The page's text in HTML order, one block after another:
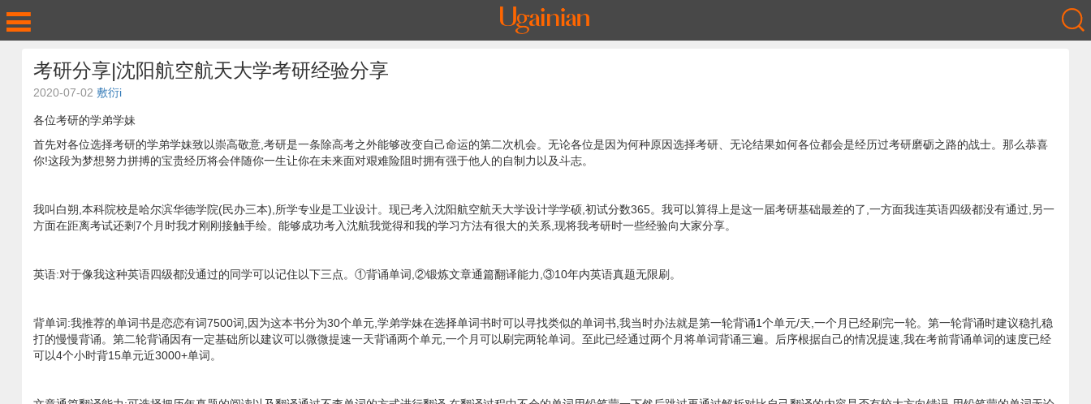
考研分享|沈阳航空航天大学考研经验分享
2020-07-02 敷衍i
各位考研的学弟学妹
首先对各位选择考研的学弟学妹致以崇高敬意,考研是一条除高考之外能够改变自己命运的第二次机会。无论各位是因为何种原因选择考研、无论结果如何各位都会是经历过考研磨砺之路的战士。那么恭喜
你!这段为梦想努力拼搏的宝贵经历将会伴随你一生让你在未来面对艰难险阻时拥有强于他人的自制力以及斗志。
我叫白朔,本科院校是哈尔滨华德学院(民办三本),所学专业是工业设计。现已考入沈阳航空航天大学设计学学硕,初试分数365。我可以算得上是这一届考研基础最差的了,一方面我连英语四级都没有通过,另一
方面在距离考试还剩7个月时我才刚刚接触手绘。能够成功考入沈航我觉得和我的学习方法有很大的关系,现将我考研时一些经验向大家分享。
英语:对于像我这种英语四级都没通过的同学可以记住以下三点。①背诵单词,②锻炼文章通篇翻译能力,③10年内英语真题无限刷。
背单词:我推荐的单词书是恋恋有词7500词,因为这本书分为30个单元,学弟学妹在选择单词书时可以寻找类似的单词书,我当时办法就是第一轮背诵1个单元/天,一个月已经刷完一轮。第一轮背诵时建议稳扎稳
打的慢慢背诵。第二轮背诵因有一定基础所以建议可以微微提速一天背诵两个单元,一个月可以刷完两轮单词。至此已经通过两个月将单词背诵三遍。后序根据自己的情况提速,我在考前背诵单词的速度已经
可以4个小时背15单元近3000+单词。